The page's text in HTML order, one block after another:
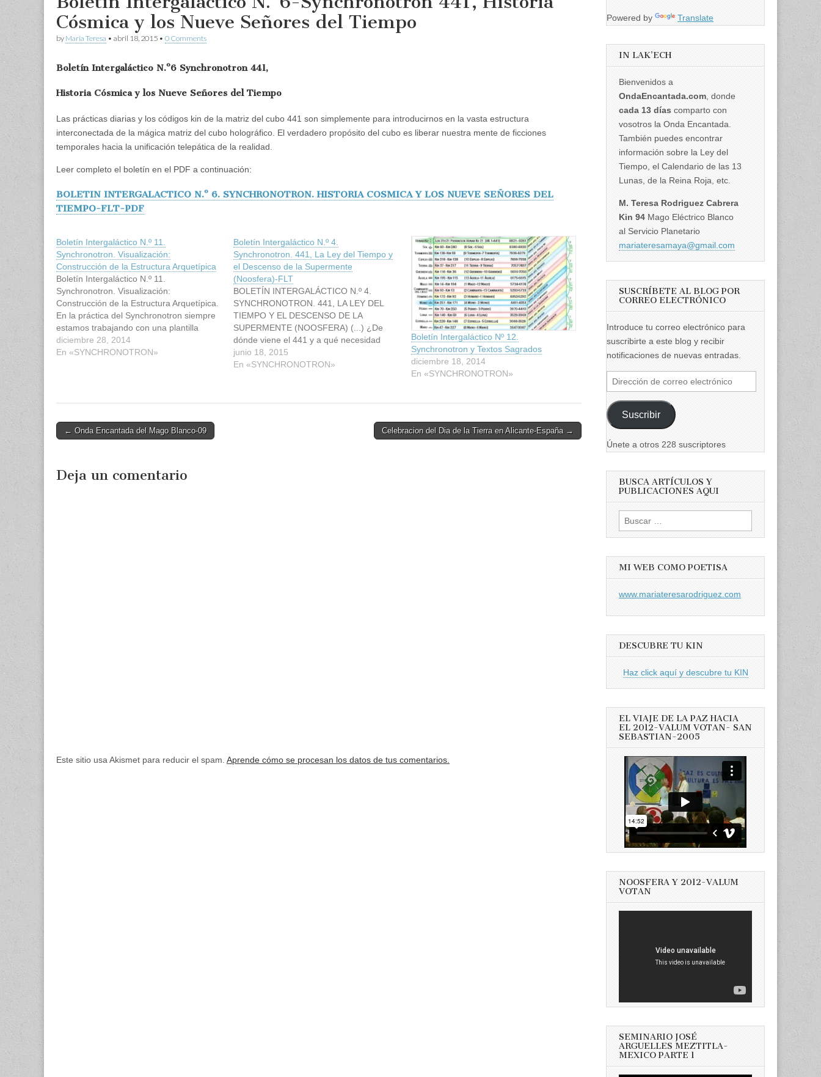
Cósmica y los Nueve Señores del Tiempo
by Maria Teresa • abril 18, 2015 • 0 Comments
Boletín Intergaláctico N.º6 Synchronotron 441,
Historia Cósmica y los Nueve Señores del Tiempo
Las prácticas diarias y los códigos kin de la matriz del cubo 441 son simplemente para introducirnos en la vasta estructura
interconectada de la mágica matriz del cubo holográfico. El verdadero propósito del cubo es liberar nuestra mente de ficciones
temporales hacia la unificación telepática de la realidad.
Leer completo el boletín en el PDF a continuación:
BOLETIN INTERGALACTICO N.º 6. SYNCHRONOTRON. HISTORIA COSMICA Y LOS NUEVE SEÑORES DEL
TIEMPO-FLT-PDF
Boletín Intergaláctico N.º 11.
Synchronotron. Visualización:
Construcción de la Estructura Arquetípica
Boletín Intergaláctico N.º 11.
Synchronotron. Visualización:
Construcción de la Estructura Arquetípica.
En la práctica del Synchronotron siempre
estamos trabajando con una plantilla
holográfica simultánea de diferentes
modelos de trabajo. Sabemos que la
dimensiones…
diciembre 28, 2014
En «SYNCHRONOTRON»
Boletín Intergaláctico N.º 4.
Synchronotron. 441, La Ley del Tiempo y
el Descenso de la Supermente
(Noosfera)-FLT
BOLETÍN INTERGALÁCTICO N.º 4.
SYNCHRONOTRON. 441, LA LEY DEL
TIEMPO Y EL DESCENSO DE LA
SUPERMENTE (NOOSFERA) (...) ¿De
dónde viene el 441 y a qué necesidad
humana respondió? La matriz 441 define
un dominio imaginal, una configuración de
junio 18, 2015
En «SYNCHRONOTRON»
Boletín Intergaláctico Nº 12.
Synchronotron y Textos Sagrados
diciembre 18, 2014
En «SYNCHRONOTRON»
Post
← Onda Encantada del Mago Blanco-09 Celebracion del Dia de la Tierra en Alicante-España →
Deja un comentario
Este sitio usa Akismet para reducir el spam. Aprende cómo se procesan los datos de tus comentarios.
Powered by Translate
IN LAK’ECH
Bienvenidos a
OndaEncantada.com , donde
cada 13 días comparto con
vosotros la Onda Encantada.
También puedes encontrar
información sobre la Ley del
Tiempo, el Calendario de las 13
Lunas, de la Reina Roja, etc.
M. Teresa Rodriguez Cabrera
Kin 94 Mago Eléctrico Blanco
al Servicio Planetario
mariateresamaya@gmail.com
SUSCRÍBETE AL BLOG POR
CORREO ELECTRÓNICO
Introduce tu correo electrónico para
suscribirte a este blog y recibir
notificaciones de nuevas entradas.
Dirección
de
correo
electrónico
Suscribir
Únete a otros 228 suscriptores
BUSCA ARTÍCULOS Y
PUBLICACIONES AQUI
Buscar:
MI WEB COMO POETISA
www.mariateresarodriguez.com
DESCUBRE TU KIN
Haz click aquí y descubre tu KIN
EL VIAJE DE LA PAZ HACIA
EL 2012-VALUM VOTAN- SAN
SEBASTIAN-2005
NOOSFERA Y 2012-VALUM
VOTAN
SEMINARIO JOSÉ
ARGUELLES MEZTITLA-
MEXICO PARTE 1